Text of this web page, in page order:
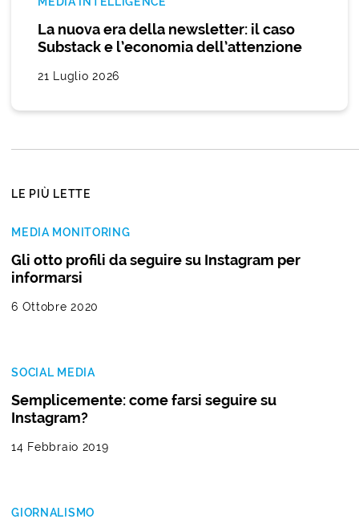
La nuova era della newsletter: il caso
Substack e l’economia dell’attenzione
21 Luglio 2026
LE PIÙ LETTE
MEDIA MONITORING
Gli otto profili da seguire su Instagram per
informarsi
6 Ottobre 2020
SOCIAL MEDIA
Semplicemente: come farsi seguire su
Instagram?
14 Febbraio 2019
GIORNALISMO